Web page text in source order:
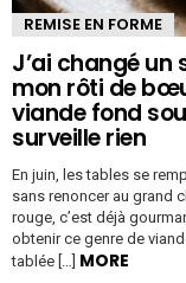
REMISE EN FORME
J’ai changé un
mon rôti de
viande fond
surveille rien
En juin, les tables se
sans renoncer au grand
rouge, c’est déjà
obtenir ce genre de
tablée […] MORE